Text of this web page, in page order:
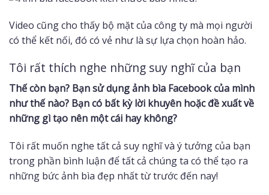
Video cũng cho thấy bộ mặt của công ty mà mọi người
có thể kết nối, đó có vẻ như là sự lựa chọn hoàn hảo.
Tôi rất thích nghe những suy nghĩ của bạn
Thế còn bạn? Bạn sử dụng ảnh bìa Facebook của mình
như thế nào? Bạn có bất kỳ lời khuyên hoặc đề xuất về
những gì tạo nên một cái hay không?
Tôi rất muốn nghe tất cả suy nghĩ và ý tưởng của bạn
trong phần bình luận để tất cả chúng ta có thể tạo ra
những bức ảnh bìa đẹp nhất từ ​​trước đến nay!